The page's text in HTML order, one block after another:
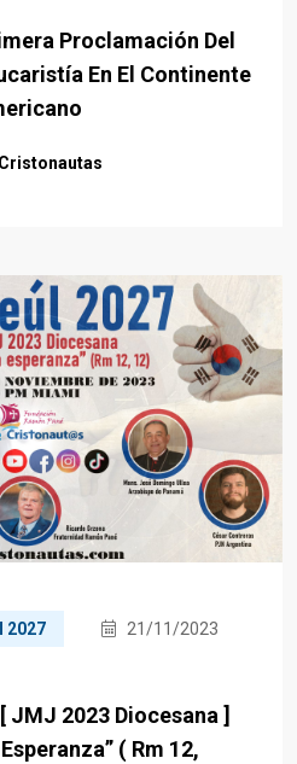
Proclamación Del
En El Continente
Cristonautas
2027 21/11/2023
JMJ 2023 Diocesana ]
( Rm 12,